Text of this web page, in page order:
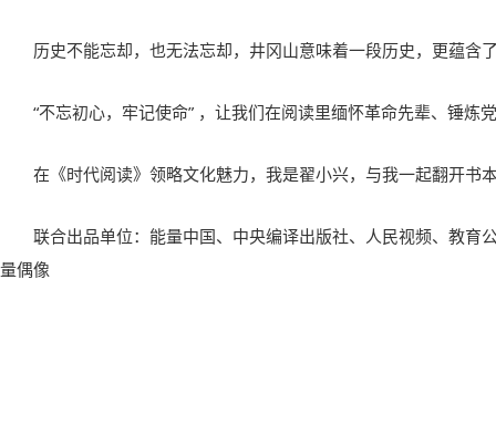
历史不能忘却，也无法忘却，井冈山意味着一段历史，更蕴含
“不忘初心，牢记使命” ，让我们在阅读里缅怀革命先辈、锤炼
在《时代阅读》领略文化魅力，我是翟小兴，与我一起翻开书
联合出品单位：能量中国、中央编译出版社、人民视频、教育
量偶像